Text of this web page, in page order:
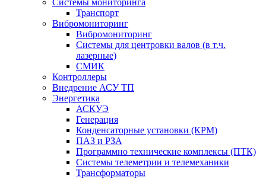
Системы мониторинга
Транспорт
Вибромониторинг
Вибромониторинг
Системы для центровки валов (в т.ч.
лазерные)
СМИК
Контроллеры
Внедрение АСУ ТП
Энергетика
АСКУЭ
Генерация
Конденсаторные установки (КРМ)
ПАЗ и РЗА
Программно технические комплексы (ПТК)
Системы телеметрии и телемеханики
Трансформаторы